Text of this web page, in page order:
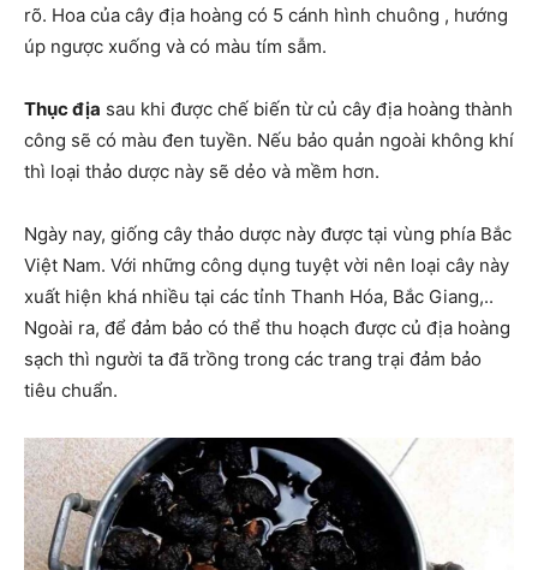
rõ. Hoa của cây địa hoàng có 5 cánh hình chuông , hướng
úp ngược xuống và có màu tím sẫm.
Thục địa sau khi được chế biến từ củ cây địa hoàng thành
công sẽ có màu đen tuyền. Nếu bảo quản ngoài không khí
thì loại thảo dược này sẽ dẻo và mềm hơn.
Ngày nay, giống cây thảo dược này được tại vùng phía Bắc
Việt Nam. Với những công dụng tuyệt vời nên loại cây này
xuất hiện khá nhiều tại các tỉnh Thanh Hóa, Bắc Giang,..
Ngoài ra, để đảm bảo có thể thu hoạch được củ địa hoàng
sạch thì người ta đã trồng trong các trang trại đảm bảo
tiêu chuẩn.